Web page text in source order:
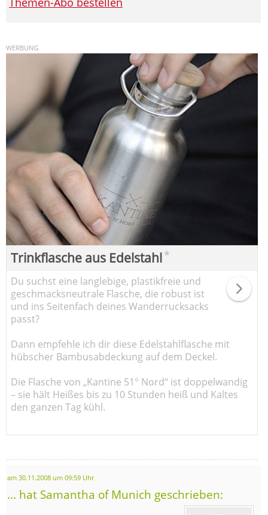
Trinkflasche aus Edelstahl*
Du suchst eine langlebige, plastikfreie und
geschmacksneutrale Flasche, die robust ist
und ins Seitenfach deines Wanderrucksacks
passt?
Dann empfehle ich dir diese Edelstahlflasche mit
hübscher Bambusabdeckung auf dem Deckel.
Die Flasche von „Kantine 51° Nord“ ist doppelwandig
– sie hält Heißes bis zu 10 Stunden heiß und Kaltes
den ganzen Tag kühl.
am 30.11.2008 um 09:59 Uhr
... hat Samantha of Munich geschrieben: